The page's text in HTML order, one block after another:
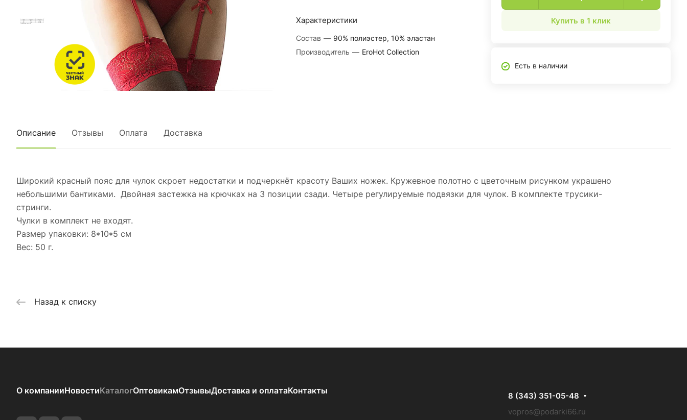
Характеристики
Состав — 90% полиэстер, 10% эластан
Производитель — EroHot Collection
Купить в 1 клик
Есть в наличии
Описание Отзывы Оплата Доставка
Широкий красный пояс для чулок скроет недостатки и подчеркнёт красоту Ваших ножек. Кружевное полотно с цветочным рисунком украшено
небольшими бантиками. Двойная застежка на крючках на 3 позиции сзади. Четыре регулируемые подвязки для чулок. В комплекте трусики-
стринги.
Чулки в комплект не входят.
Размер упаковки: 8*10*5 см
Вес: 50 г.
Назад к списку
О компанииНовостиКаталогОптовикамОтзывыДоставка и оплатаКонтакты
8 (343) 351-05-48
vopros@podarki66.ru